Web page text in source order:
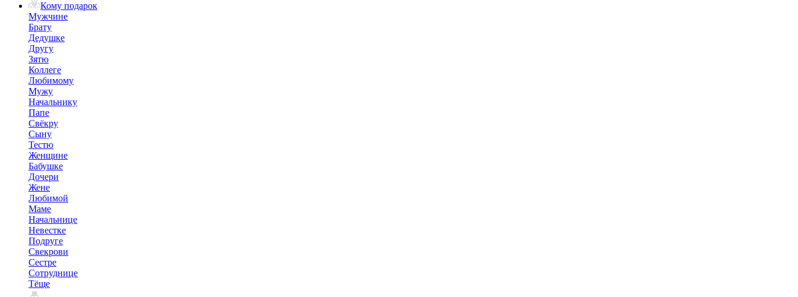
Кому подарок
Мужчине
Брату
Дедушке
Другу
Зятю
Коллеге
Любимому
Мужу
Начальнику
Папе
Свёкру
Сыну
Тестю
Женщине
Бабушке
Дочери
Жене
Любимой
Маме
Начальнице
Невестке
Подруге
Свекрови
Сестре
Сотруднице
Тёще